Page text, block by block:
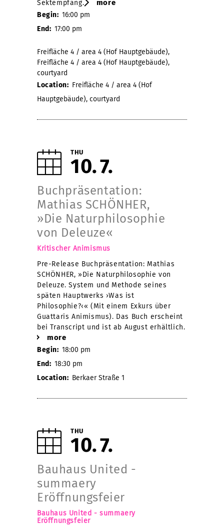
Sektempfang. more
Begin: 16:00 pm
End: 17:00 pm
Freifläche 4 / area 4 (Hof Hauptgebäude),
Freifläche 4 / area 4 (Hof Hauptgebäude),
courtyard
Location: Freifläche 4 / area 4 (Hof
Hauptgebäude), courtyard
THU
10 7
Buchpräsentation:
Mathias SCHÖNHER,
»Die Naturphilosophie
von Deleuze«
Kritischer Animismus
Pre-Release Buchpräsentation: Mathias
SCHÖNHER, »Die Naturphilosophie von
Deleuze. System und Methode seines
späten Hauptwerks ›Was ist
Philosophie?‹« (Mit einem Exkurs über
Guattaris Animismus). Das Buch erscheint
bei Transcript und ist ab August erhältlich.
more
Begin: 18:00 pm
End: 18:30 pm
Location: Berkaer Straße 1
THU
10 7
Bauhaus United -
summaery
Eröffnungsfeier
Bauhaus United - summaery
Eröffnungsfeier